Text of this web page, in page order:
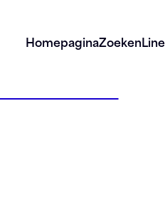
HomepaginaZoeken